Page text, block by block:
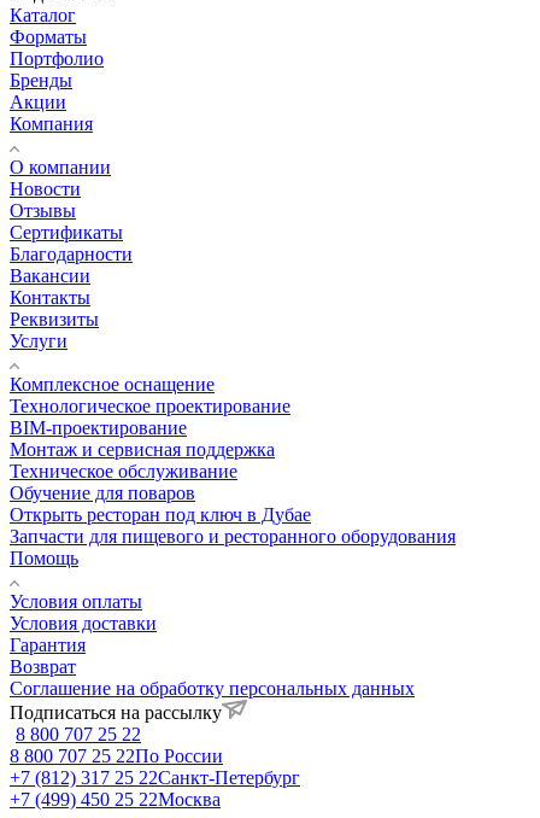
Каталог
Форматы
Портфолио
Бренды
Акции
Компания
О компании
Новости
Отзывы
Сертификаты
Благодарности
Вакансии
Контакты
Реквизиты
Услуги
Комплексное оснащение
Технологическое проектирование
BIM-проектирование
Монтаж и сервисная поддержка
Техническое обслуживание
Обучение для поваров
Открыть ресторан под ключ в Дубае
Запчасти для пищевого и ресторанного оборудования
Помощь
Условия оплаты
Условия доставки
Гарантия
Возврат
Соглашение на обработку персональных данных
Подписаться на рассылку
8 800 707 25 22
8 800 707 25 22По России
+7 (812) 317 25 22Санкт-Петербург
+7 (499) 450 25 22Москва